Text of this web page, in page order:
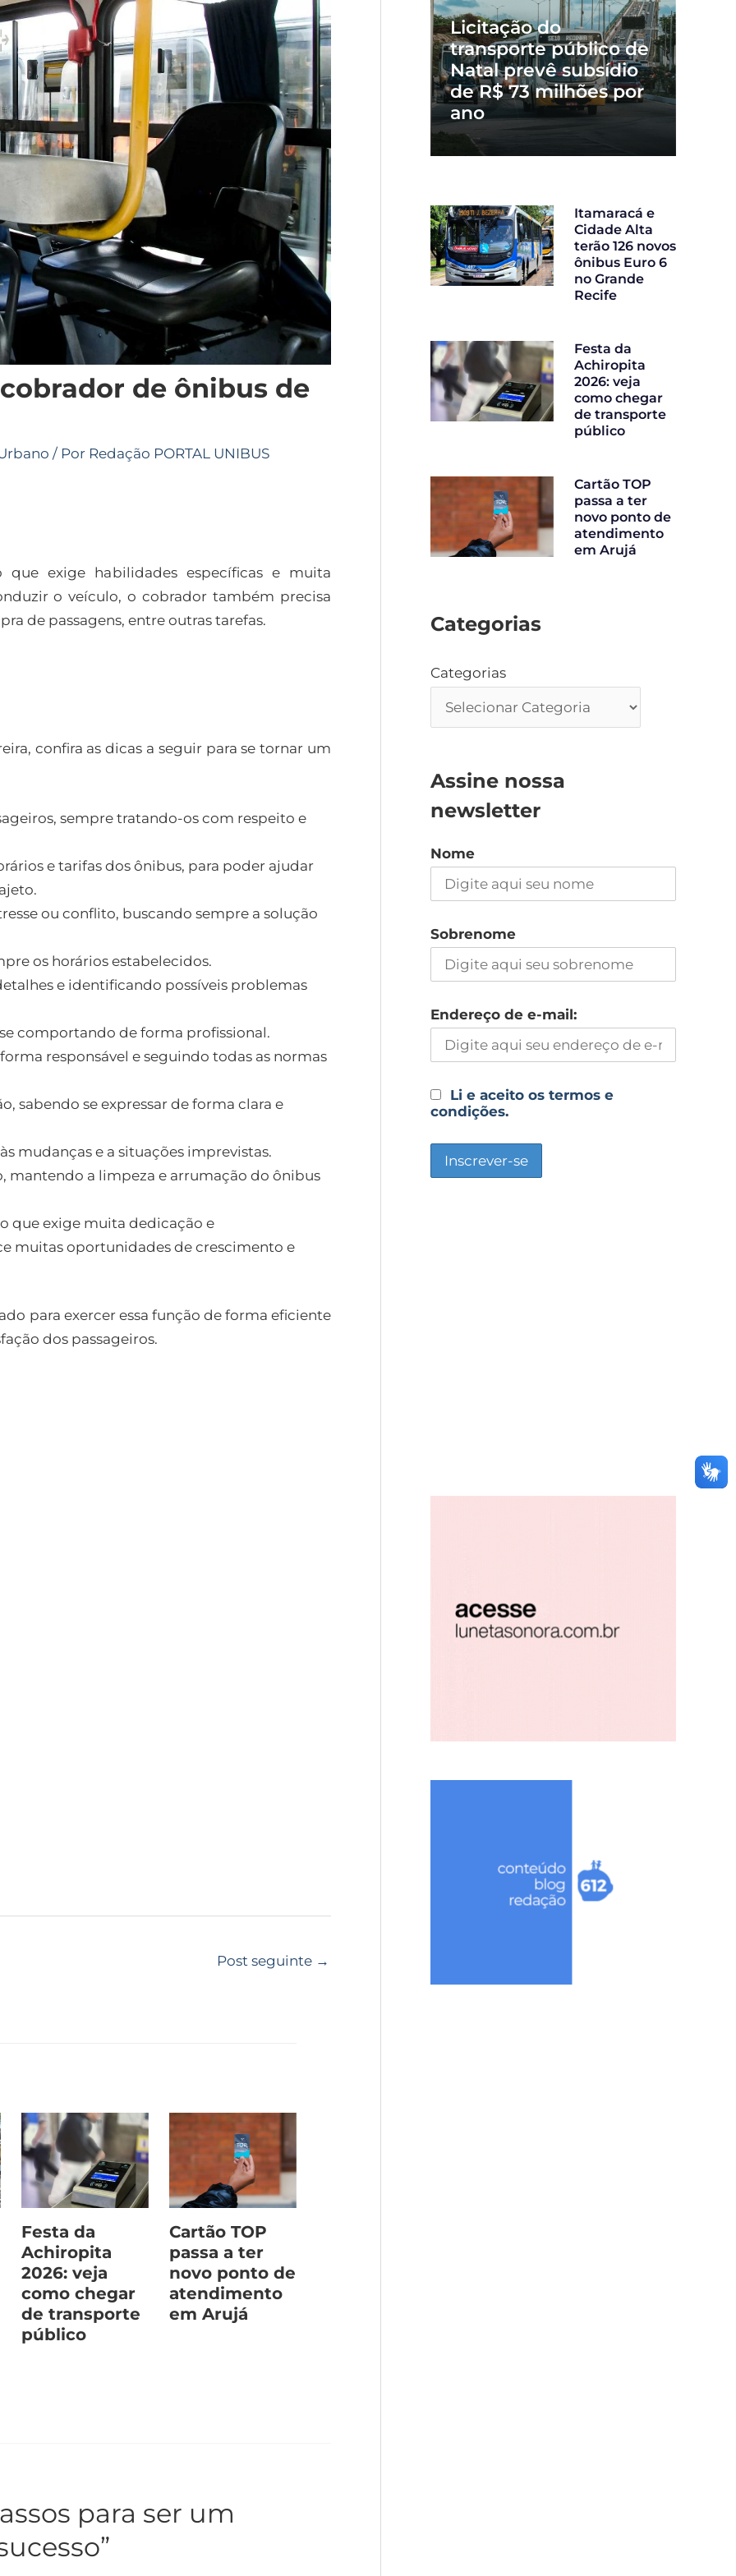
de ônibus de
/ Por Redação PORTAL UNIBUS
exige habilidades específicas e muita
o veículo, o cobrador também precisa
de passagens, entre outras tarefas.
confira as dicas a seguir para se tornar um
sempre tratando-os com respeito e
e tarifas dos ônibus, para poder ajudar
ou conflito, buscando sempre a solução
os horários estabelecidos.
e identificando possíveis problemas
comportando de forma profissional.
responsável e seguindo todas as normas
sabendo se expressar de forma clara e
mudanças e a situações imprevistas.
mantendo a limpeza e arrumação do ônibus
que exige muita dedicação e
muitas oportunidades de crescimento e
para exercer essa função de forma eficiente
dos passageiros.
Post seguinte →
Festa da
Achiropita
2026: veja
como chegar
de transporte
público
Cartão TOP
passa a ter
novo ponto de
atendimento
em Arujá
para ser um
Licitação do
transporte público de
Natal prevê subsídio
de R$ 73 milhões por
ano
Itamaracá e
Cidade Alta
terão 126 novos
ônibus Euro 6
no Grande
Recife
Festa da
Achiropita
2026: veja
como chegar
de transporte
público
Cartão TOP
passa a ter
novo ponto de
atendimento
em Arujá
Categorias
Categorias
Assine nossa
newsletter
Nome
Sobrenome
Endereço de e-mail:
Li e aceito os termos e
condições.